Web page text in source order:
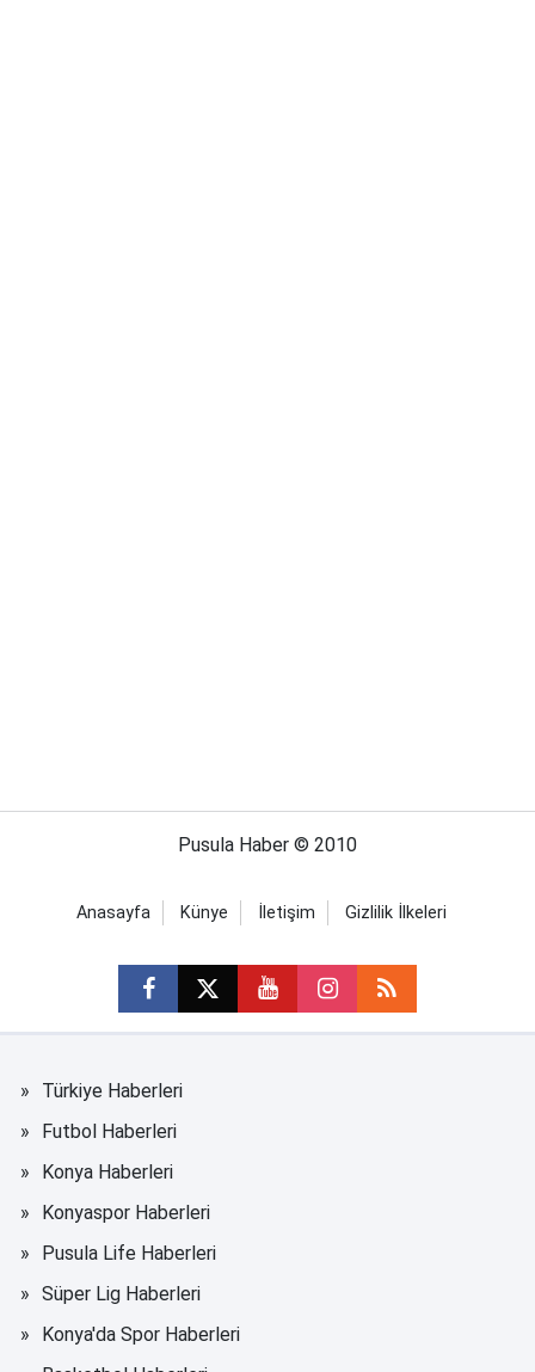
Pusula Haber © 2010
Anasayfa Künye İletişim Gizlilik İlkeleri
Türkiye Haberleri
Futbol Haberleri
Konya Haberleri
Konyaspor Haberleri
Pusula Life Haberleri
Süper Lig Haberleri
Konya'da Spor Haberleri